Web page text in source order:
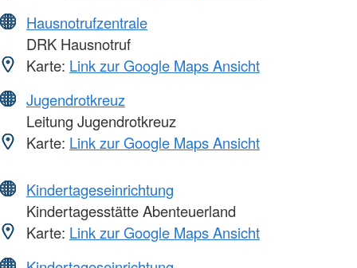
Hausnotrufzentrale
DRK Hausnotruf
Karte: Link zur Google Maps Ansicht
Jugendrotkreuz
Leitung Jugendrotkreuz
Karte: Link zur Google Maps Ansicht
Kindertageseinrichtung
Kindertagesstätte Abenteuerland
Karte: Link zur Google Maps Ansicht